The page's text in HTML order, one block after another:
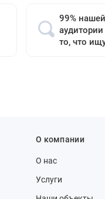
99% нашей
то, что
О компании
О нас
Услуги